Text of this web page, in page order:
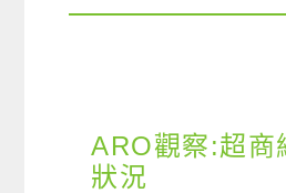
ARO觀察:超商
狀況